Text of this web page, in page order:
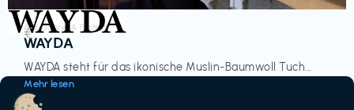
Accessoires & Fashion
WAYDA
WAYDA steht für das ikonische Muslin-Baumwoll Tuch...
Mehr lesen
€‎